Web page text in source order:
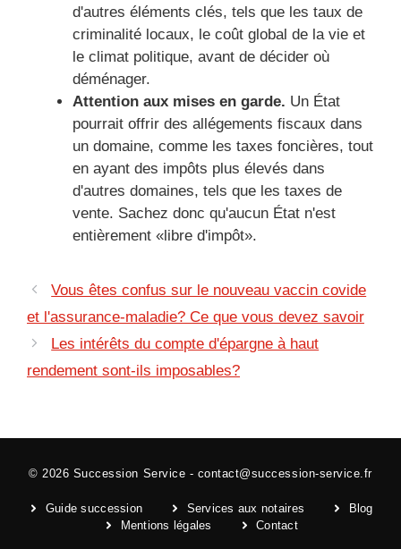
d'autres éléments clés, tels que les taux de
criminalité locaux, le coût global de la vie et
le climat politique, avant de décider où
déménager.
Attention aux mises en garde. Un État
pourrait offrir des allégements fiscaux dans
un domaine, comme les taxes foncières, tout
en ayant des impôts plus élevés dans
d'autres domaines, tels que les taxes de
vente. Sachez donc qu'aucun État n'est
entièrement «libre d'impôt».
Vous êtes confus sur le nouveau vaccin covide
et l'assurance-maladie? Ce que vous devez savoir
Les intérêts du compte d'épargne à haut
rendement sont-ils imposables?
© 2026 Succession Service - contact@succession-service.fr
Guide succession Services aux notaires
Blog
Mentions légales
Contact